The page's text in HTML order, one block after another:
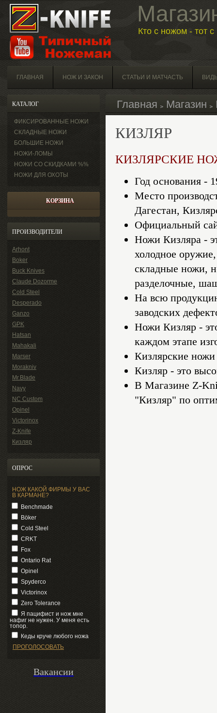
Кто с ножом - тот
ГЛАВНАЯ НОЖ И ЗАКОН СТАТЬИ И МАТЧАСТЬ
Главная Магазин
КИЗЛЯР
КИЗЛЯРСКИЕ
Год основания -
Место
Дагестан,
Официальный
Ножи Кизляра -
холодное
складные ножи,
разделочные,
На всю
заводских
Ножи Кизляр -
каждом этапе
Кизлярские
Кизляр - это
В Магазине Z-
"Кизляр" по
КАТАЛОГ
ФИКСИРОВАННЫЕ НОЖИ
СКЛАДНЫЕ НОЖИ
БОЛЬШИЕ НОЖИ
НОЖИ-ЛОМЫ
НОЖИ СО СКИДКАМИ %%
НОЖИ ДЛЯ ОХОТЫ
КОРЗИНА
ПРОИЗВОДИТЕЛИ
Arhont
Boker
Buck Knives
Claude Dozorme
Cold Steel
Desperado
Ganzo
GPK
Hatsan
Mahakali
Marser
Morakniv
Mr.Blade
Navy
NC Custom
Opinel
Victorinox
Z-Knife
Кизляр
ОПРОС
НОЖ КАКОЙ ФИРМЫ У ВАС
В КАРМАНЕ?
Benchmade
Böker
Cold Steel
CRKT
Fox
Ontario Rat
Opinel
Spyderco
Victorinox
Zero Tolerance
Я пацифист и нож мне
нафиг не нужен. У меня есть
топор.
Кеды круче любого ножа
Вакансии